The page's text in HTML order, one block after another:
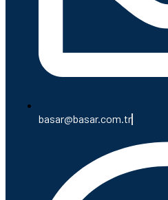
basar@basar.com.tr